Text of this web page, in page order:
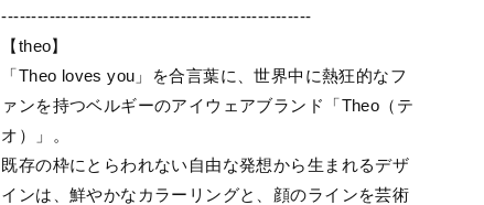
----------------------------------------------------
【theo】
「Theo loves you」を合言葉に、世界中に熱狂的なフ
ァンを持つベルギーのアイウェアブランド「Theo（テ
オ）」。
既存の枠にとらわれない自由な発想から生まれるデザ
インは、鮮やかなカラーリングと、顔のラインを芸術